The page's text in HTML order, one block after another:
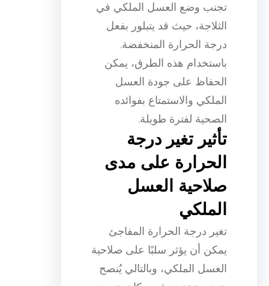
تجنب وضع العسل الملكي في
الثلاجة، حيث قد يتبلور بفعل
درجة الحرارة المنخفضة.
باستخدام هذه الطرق، يمكن
الحفاظ على جودة العسل
الملكي والاستمتاع بفوائده
الصحية لفترة طويلة.
تأثير تغير درجة
الحرارة على مدى
صلاحية العسل
الملكي
تغير درجة الحرارة المفاجئ
يمكن أن يؤثر سلبًا على صلاحية
العسل الملكي، وبالتالي يُنصح